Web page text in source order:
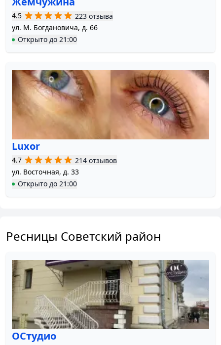
4.5
223 отзыва
ул. М. Богдановича, д. 66
Открыто до 21:00
Luxor
4.7
214 отзывов
ул. Восточная, д. 33
Открыто до 21:00
Ресницы Советский район
ОСтудио